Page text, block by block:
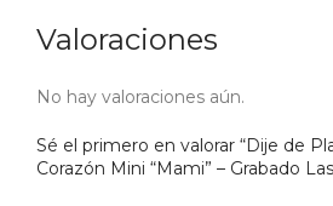
Valoraciones
No hay valoraciones aún.
Sé el primero en valorar “Dije de
Corazón Mini “Mami” – Grabado